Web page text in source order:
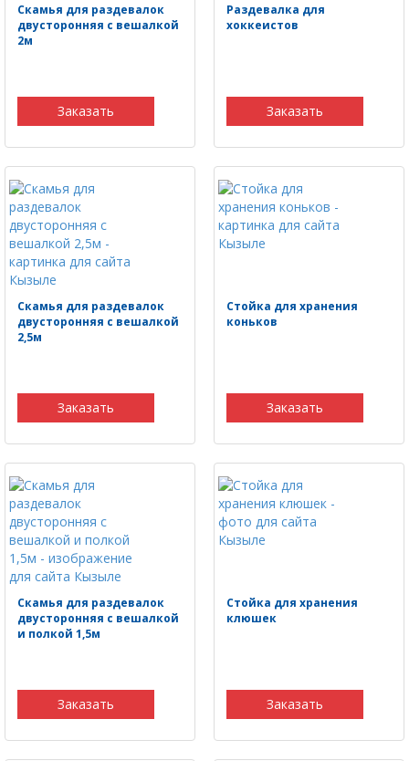
Скамья для раздевалок
двусторонняя с вешалкой
2м
Заказать
Раздевалка для
хоккеистов
Заказать
Скамья для раздевалок
двусторонняя с вешалкой
2,5м
Заказать
Стойка для хранения
коньков
Заказать
Скамья для раздевалок
двусторонняя с вешалкой
и полкой 1,5м
Заказать
Стойка для хранения
клюшек
Заказать